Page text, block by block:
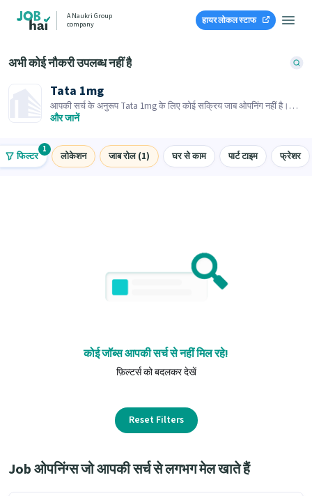
A Naukri Group
company
हायर लोकल स्टाफ
अभी कोई नौकरी उपलब्ध नहीं है
Tata 1mg
आपकी सर्च के अनुरूप Tata 1mg के लिए कोई सक्रिय जाब ओपनिंग नहीं है।
समान जाब ओपनिंग्स ब्राउज़ करें।
और जानें
फिल्टर
1
लोकेशन जाब रोल (1) घर से काम पार्ट टाइम फ्रेशर
कोई जॉब्स आपकी सर्च से नहीं मिल रहे!
फ़िल्टर्स को बदलकर देखें
Reset Filters
Job ओपनिंग्स जो आपकी सर्च से लगभग मेल खाते हैं